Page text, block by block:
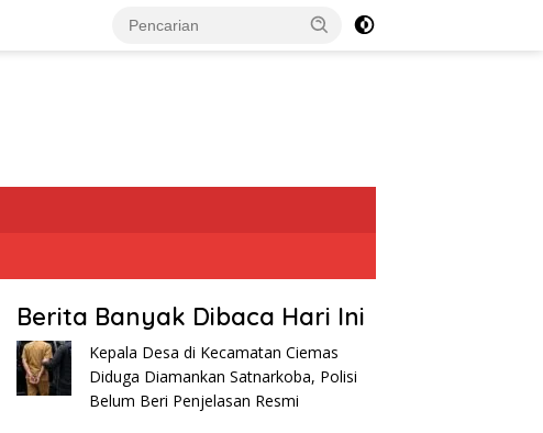
Berita Banyak Dibaca Hari Ini
Kepala Desa di Kecamatan Ciemas
Diduga Diamankan Satnarkoba, Polisi
Belum Beri Penjelasan Resmi